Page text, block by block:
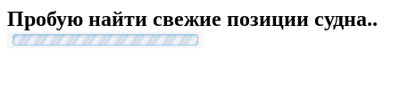
Пробую найти свежие позиции судна..